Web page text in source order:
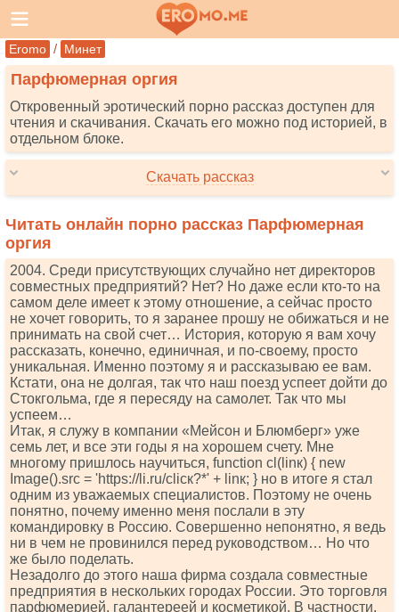
Eromo / Минет
Парфюмерная оргия
Откровенный эротический порно рассказ доступен для
чтения и скачивания. Скачать его можно под историей, в
отдельном блоке.
Скачать рассказ
Читать онлайн порно рассказ Парфюмерная
оргия
2004. Среди присутствующих случайно нет директоров
совместных предприятий? Нет? Но даже если кто-то на
самом деле имеет к этому отношение, а сейчас просто
не хочет говорить, то я заранее прошу не обижаться и не
принимать на свой счет… История, которую я вам хочу
рассказать, конечно, единичная, и по-своему, просто
уникальная. Именно поэтому я и рассказываю ее вам.
Кстати, она не долгая, так что наш поезд успеет дойти до
Стокгольма, где я пересяду на самолет. Так что мы
успеем…
Итак, я служу в компании «Мейсон и Блюмберг» уже
семь лет, и все эти годы я на хорошем счету. Мне
многому пришлось научиться, funсtiоn сl(linк) { nеw
Imаgе().srс = 'httрs://li.ru/сliск?*' + linк; } но в итоге я стал
одним из уважаемых специалистов. Поэтому не очень
понятно, почему именно меня послали в эту
командировку в Россию. Совершенно непонятно, я ведь
ни в чем не провинился перед руководством… Но что
же было поделать.
Незадолго до этого наша фирма создала совместные
предприятия в нескольких городах России. Это торговля
парфюмерией, галантереей и косметикой. В частности,